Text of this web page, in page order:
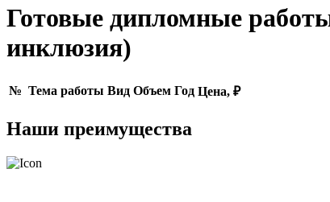
Готовые дипломные
инклюзия)
№ Тема работы Вид Объем Год Цена, ₽
Наши преимущества